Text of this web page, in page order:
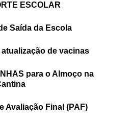
ESCOLAR
Saída da Escola
de vacinas
para o Almoço na
Avaliação Final (PAF)